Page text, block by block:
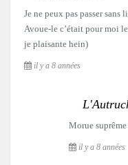
Je ne peux pas passer sans
Avoue-le c’était pour moi
je plaisante hein)
il y a 8 années
Morue suprême
il y a 8 années